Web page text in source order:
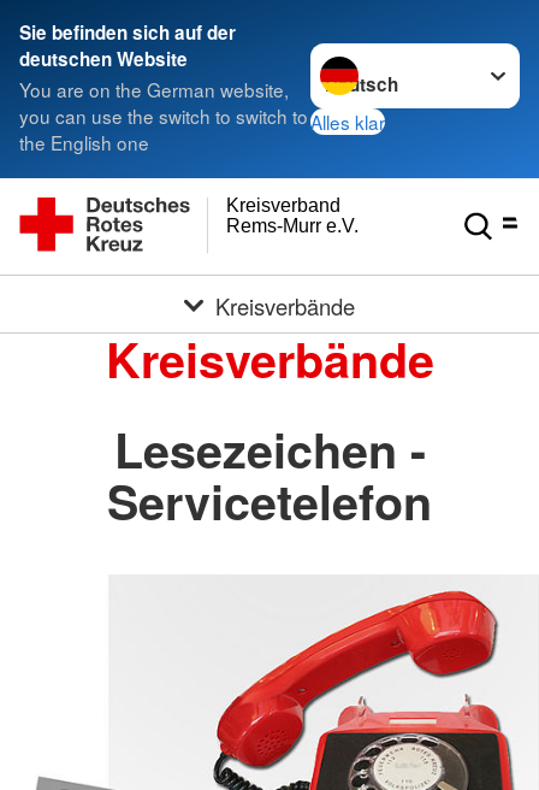
Sie befinden sich auf der
deutschen Website
You are on the German website,
you can use the switch to switch to
the English one
Sprache wechseln zu
Alles klar
Rems-Murr e.V.
Kreisverband
Kreisverbände
Kreisverbände
Lesezeichen -
Servicetelefon